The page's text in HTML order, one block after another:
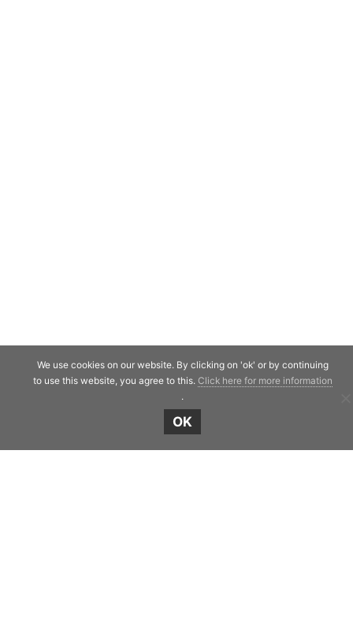
Shield Capital
We use cookies on our website. By clicking on 'ok' or by continuing
to use this website, you agree to this. Click here for more information
.
OK